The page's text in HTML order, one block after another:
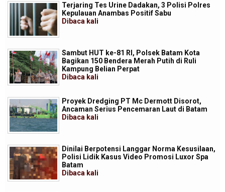
Terjaring Tes Urine Dadakan, 3 Polisi Polres
Kepulauan Anambas Positif Sabu
Dibaca kali
Sambut HUT ke-81 RI, Polsek Batam Kota
Bagikan 150 Bendera Merah Putih di Ruli
Kampung Belian Perpat
Dibaca kali
Proyek Dredging PT Mc Dermott Disorot,
Ancaman Serius Pencemaran Laut di Batam
Dibaca kali
Dinilai Berpotensi Langgar Norma Kesusilaan,
Polisi Lidik Kasus Video Promosi Luxor Spa
Batam
Dibaca kali